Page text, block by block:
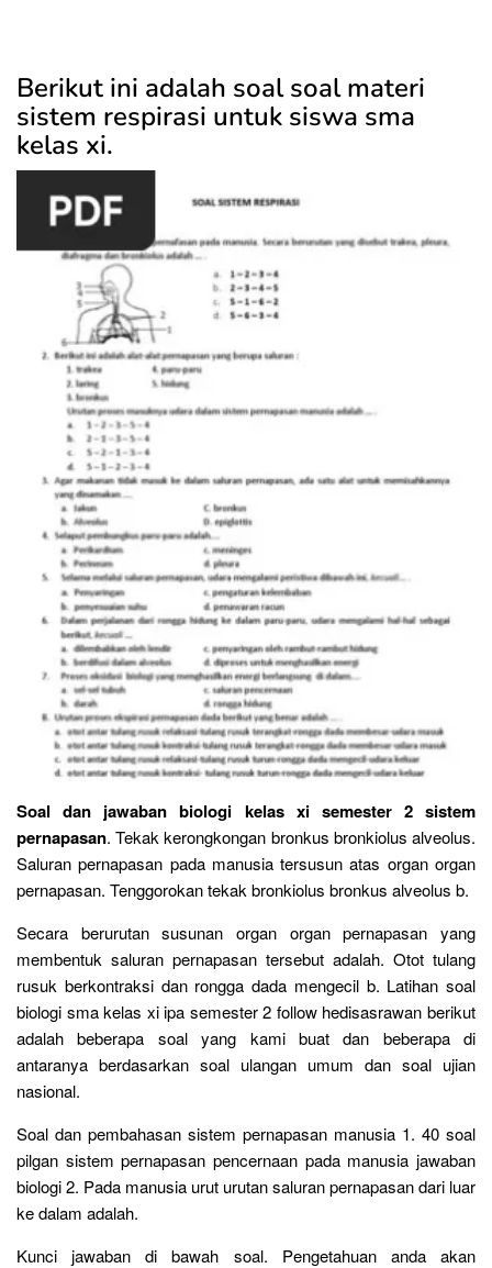
Berikut ini adalah soal soal materi
sistem respirasi untuk siswa sma
kelas xi.
Soal dan jawaban biologi kelas xi semester 2 sistem
pernapasan. Tekak kerongkongan bronkus bronkiolus alveolus.
Saluran pernapasan pada manusia tersusun atas organ organ
pernapasan. Tenggorokan tekak bronkiolus bronkus alveolus b.
Secara berurutan susunan organ organ pernapasan yang
membentuk saluran pernapasan tersebut adalah. Otot tulang
rusuk berkontraksi dan rongga dada mengecil b. Latihan soal
biologi sma kelas xi ipa semester 2 follow hedisasrawan berikut
adalah beberapa soal yang kami buat dan beberapa di
antaranya berdasarkan soal ulangan umum dan soal ujian
nasional.
Soal dan pembahasan sistem pernapasan manusia 1. 40 soal
pilgan sistem pernapasan pencernaan pada manusia jawaban
biologi 2. Pada manusia urut urutan saluran pernapasan dari luar
ke dalam adalah.
Kunci jawaban di bawah soal. Pengetahuan anda akan